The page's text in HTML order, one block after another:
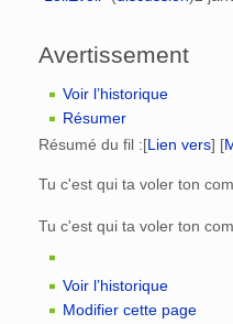
Avertissement
Voir l’historique
Résumer
Résumé du fil :[Lien vers] [
Tu c'est qui ta voler ton
Tu c'est qui ta voler ton
Voir l’historique
Modifier cette page